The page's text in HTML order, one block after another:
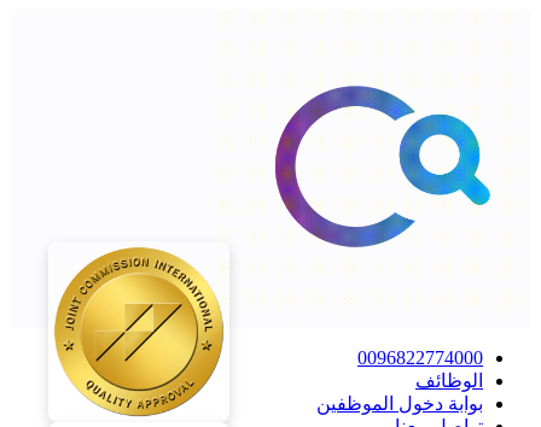
0096822774000
الوظائف
بوابة دخول الموظفين